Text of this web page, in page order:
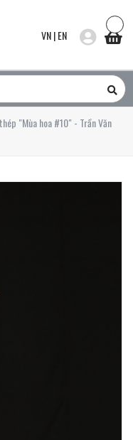
VN|EN
"Mùa hoa #10" - Trần Văn